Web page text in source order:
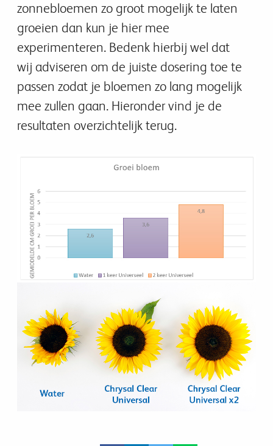
zonnebloemen zo groot mogelijk te laten
groeien dan kun je hier mee
experimenteren. Bedenk hierbij wel dat
wij adviseren om de juiste dosering toe te
passen zodat je bloemen zo lang mogelijk
mee zullen gaan. Hieronder vind je de
resultaten overzichtelijk terug.